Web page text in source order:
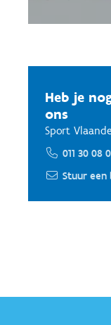
Heb je
ons
Sport
011 30 08
Stuur een